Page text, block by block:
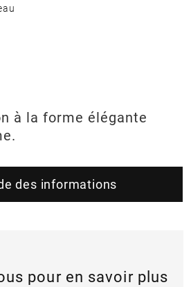
à la forme élégante
des informations
pour en savoir plus